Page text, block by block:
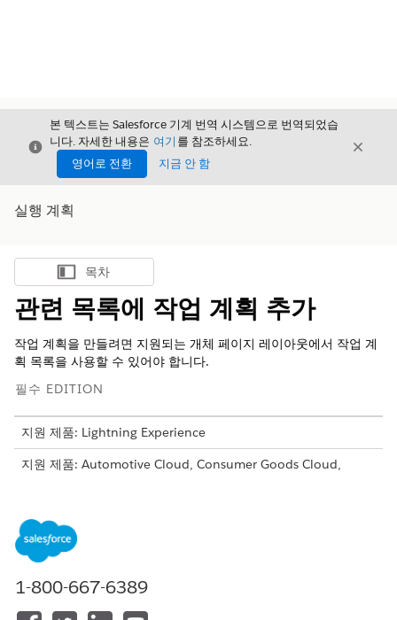
닫기
본 텍스트는 Salesforce 기계 번역 시스템으로 번역되었습
니다. 자세한 내용은 여기 를 참조하세요.
영어로 전환
지금 안 함
닫기
실행 계획
목차 표시
목차
관련 목록에 작업 계획 추가
작업 계획을 만들려면 지원되는 개체 페이지 레이아웃에서 작업 계
획 목록을 사용할 수 있어야 합니다.
필수 EDITION
지원 제품: Lightning Experience
지원 제품: Automotive Cloud, Consumer Goods Cloud,
Edition Availability 보기
계정, 캠페인, 사례, 연락처, 금융 계정, 계약, 리드 또는 기회 개체에
대한 작업 계획 템플릿을 만들 수 있습니다. 활동이 활성화된 사용
1-800-667-6389